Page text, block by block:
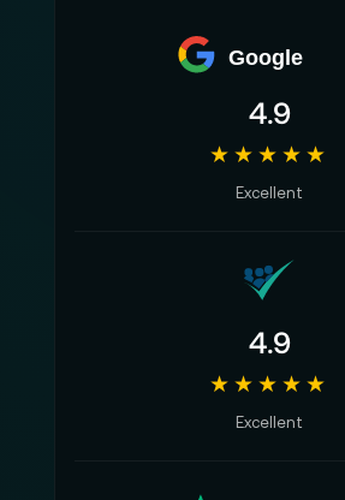
Google
4.9
★★★★★
Excellent
4.9
★★★★★
Excellent